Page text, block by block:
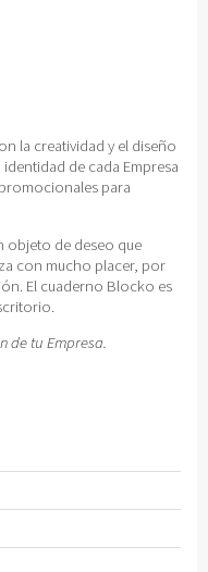
la creatividad y el diseño
de cada Empresa
para
objeto de deseo que
con mucho placer, por
El cuaderno Blocko es
de tu Empresa.